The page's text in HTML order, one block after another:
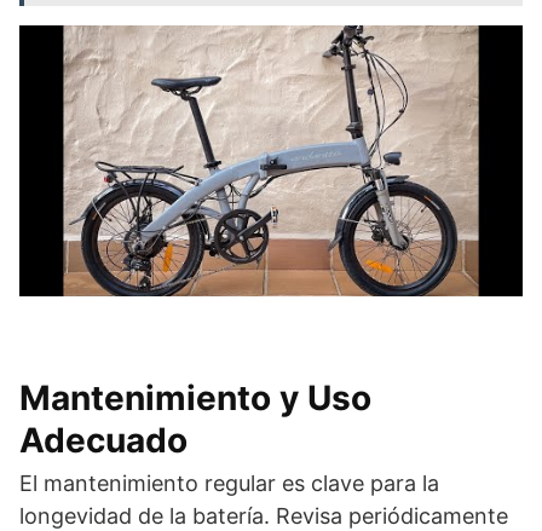
Mantenimiento y Uso
Adecuado
El mantenimiento regular es clave para la
longevidad de la batería. Revisa periódicamente